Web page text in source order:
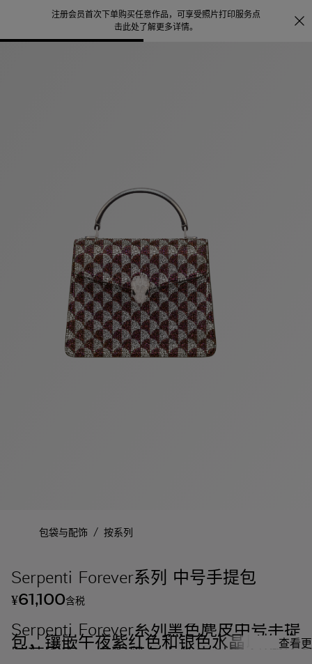
注册会员首次下单购买任意作品，可享受照片打印服务点
击此处了解更多详情。
包袋与配饰 / 按系列
Serpenti Forever系列 中号手提包
¥61,100含税
Serpenti Forever系列黑色麂皮中号手提
包，镶嵌午夜紫红色和银色水晶以构成马
蹄莲图案，搭配黑色小羊皮衬里。 迷人的 查看